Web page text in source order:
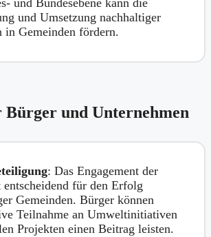
und Bundesebene kann die
und Umsetzung nachhaltiger
Gemeinden fördern.
Bürger und Unternehmen
: Das Engagement der
für den Erfolg
Gemeinden. Bürger können
Teilnahme an Umweltinitiativen
Projekten einen Beitrag leisten.